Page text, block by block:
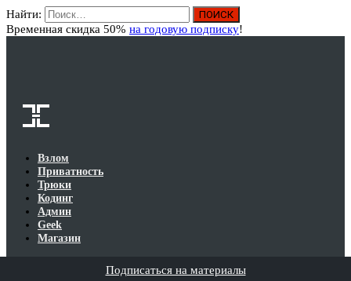
Найти:
Временная скидка 50% на годовую подписку!
Взлом
Приватность
Трюки
Кодинг
Админ
Geek
Магазин
Подписаться на материалы